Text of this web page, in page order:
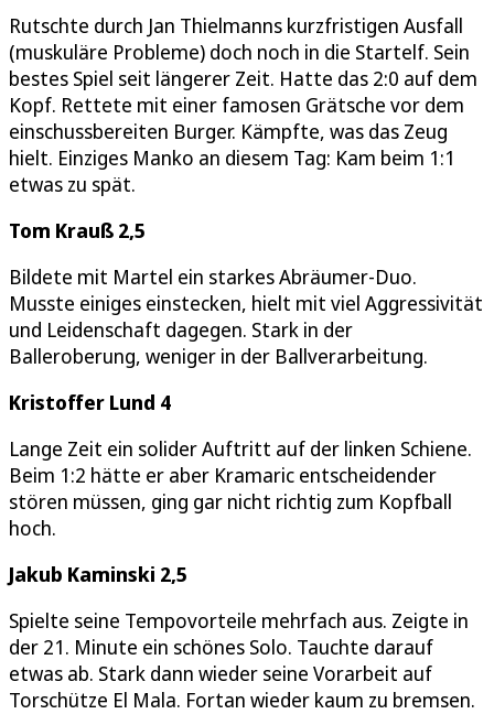
Rutschte durch Jan Thielmanns kurzfristigen Ausfall
(muskuläre Probleme) doch noch in die Startelf. Sein
bestes Spiel seit längerer Zeit. Hatte das 2:0 auf dem
Kopf. Rettete mit einer famosen Grätsche vor dem
einschussbereiten Burger. Kämpfte, was das Zeug
hielt. Einziges Manko an diesem Tag: Kam beim 1:1
etwas zu spät.
Tom Krauß 2,5
Bildete mit Martel ein starkes Abräumer-Duo.
Musste einiges einstecken, hielt mit viel Aggressivität
und Leidenschaft dagegen. Stark in der
Balleroberung, weniger in der Ballverarbeitung.
Kristoffer Lund 4
Lange Zeit ein solider Auftritt auf der linken Schiene.
Beim 1:2 hätte er aber Kramaric entscheidender
stören müssen, ging gar nicht richtig zum Kopfball
hoch.
Jakub Kaminski 2,5
Spielte seine Tempovorteile mehrfach aus. Zeigte in
der 21. Minute ein schönes Solo. Tauchte darauf
etwas ab. Stark dann wieder seine Vorarbeit auf
Torschütze El Mala. Fortan wieder kaum zu bremsen.